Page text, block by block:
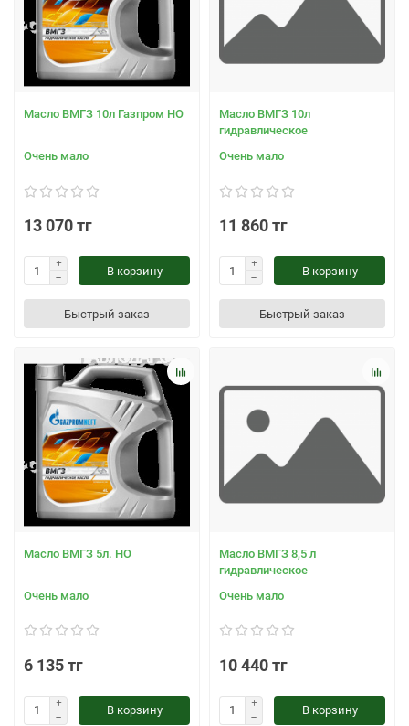
Масло ВМГЗ 10л Газпром НО
Очень мало
13 070 тг
В корзину
Быстрый заказ
Масло ВМГЗ 10л
гидравлическое
Очень мало
11 860 тг
В корзину
Быстрый заказ
Масло ВМГЗ 5л. НО
Очень мало
6 135 тг
В корзину
Масло ВМГЗ 8,5 л
гидравлическое
Очень мало
10 440 тг
В корзину